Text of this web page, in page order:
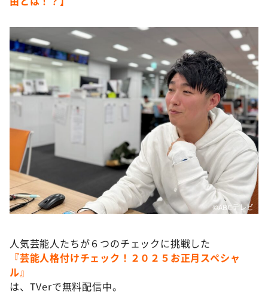
©️ABCテレビ
人気芸能人たちが６つのチェックに挑戦した
『芸能人格付けチェック！２０２５お正月スペシャ
ル』
は、TVerで無料配信中。